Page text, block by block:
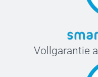
Vollgarantie